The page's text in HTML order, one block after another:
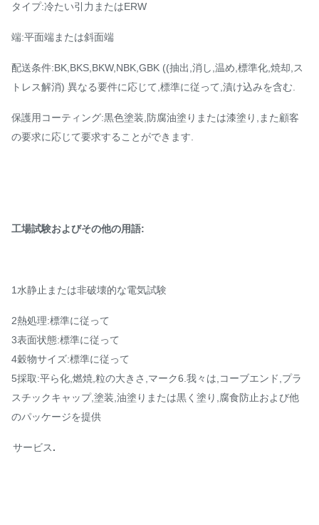
タイプ:冷たい引力またはERW
端:平面端または斜面端
配送条件:BK,BKS,BKW,NBK,GBK ((抽出,消し,温め,標準化,焼却,ス
トレス解消) 異なる要件に応じて,標準に従って,漬け込みを含む.
保護用コーティング:黒色塗装,防腐油塗りまたは漆塗り,また顧客
の要求に応じて要求することができます.
工場試験およびその他の用語:
1水静止または非破壊的な電気試験
2熱処理:標準に従って
3表面状態:標準に従って
4穀物サイズ:標準に従って
5採取:平ら化,燃焼,粒の大きさ,マーク6.我々は,コーブエンド,プラ
スチックキャップ,塗装,油塗りまたは黒く塗り,腐食防止および他
のパッケージを提供
サービス.